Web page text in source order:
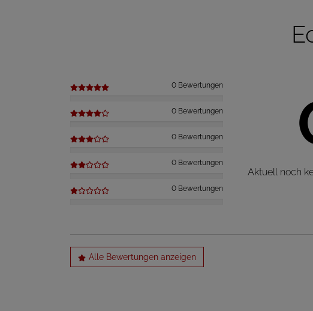
0 Bewertungen
0 Bewertungen
0 Bewertungen
0 Bewertungen
0 Bewertungen
Aktuell noch
Alle Bewertungen anzeigen